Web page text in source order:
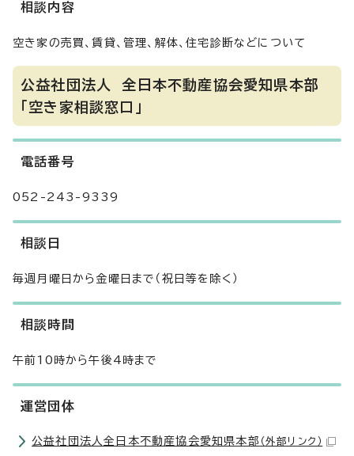
相談内容
空き家の売買、賃貸、管理、解体、住宅診断などについて
公益社団法人 全日本不動産協会愛知県本部
「空き家相談窓口」
電話番号
052-243-9339
相談日
毎週月曜日から金曜日まで（祝日等を除く）
相談時間
午前10時から午後4時まで
運営団体
公益社団法人全日本不動産協会愛知県本部 （外部リンク）